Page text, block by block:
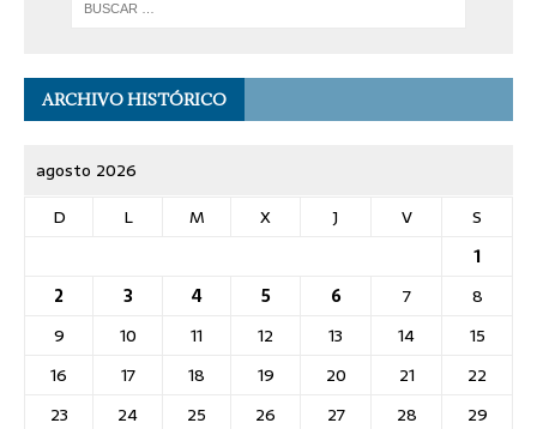
ARCHIVO HISTÓRICO
agosto 2026
D
L M X J V
S
1
2
3 4 5 6 7
8
9
10 11 12 13 14
15
16
17 18 19 20 21
22
23
24 25 26 27 28
29